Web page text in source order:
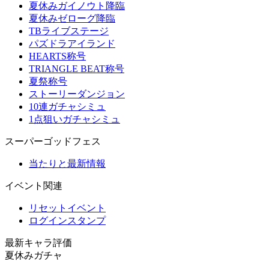
夏休みガイノウト降臨
夏休みゼローグ降臨
TBライブステージ
パズドラアイランド
HEARTS称号
TRIANGLE BEAT称号
夏祭称号
ストーリーダンジョン
10連ガチャシミュ
1点狙いガチャシミュ
スーパーゴッドフェス
当たりと最新情報
イベント関連
リセットイベント
ログインスタンプ
最新キャラ評価
夏休みガチャ